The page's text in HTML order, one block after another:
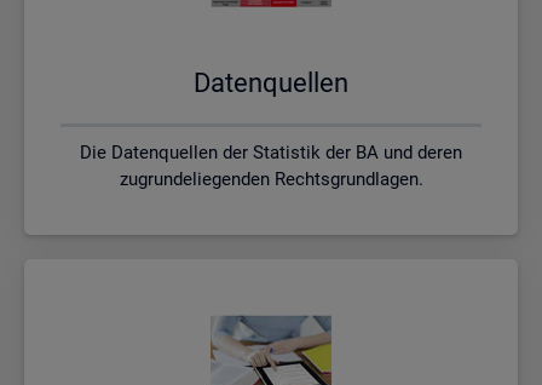
Da­ten­quel­len
Die Datenquellen der Statistik der BA und deren
zugrundeliegenden Rechtsgrundlagen.